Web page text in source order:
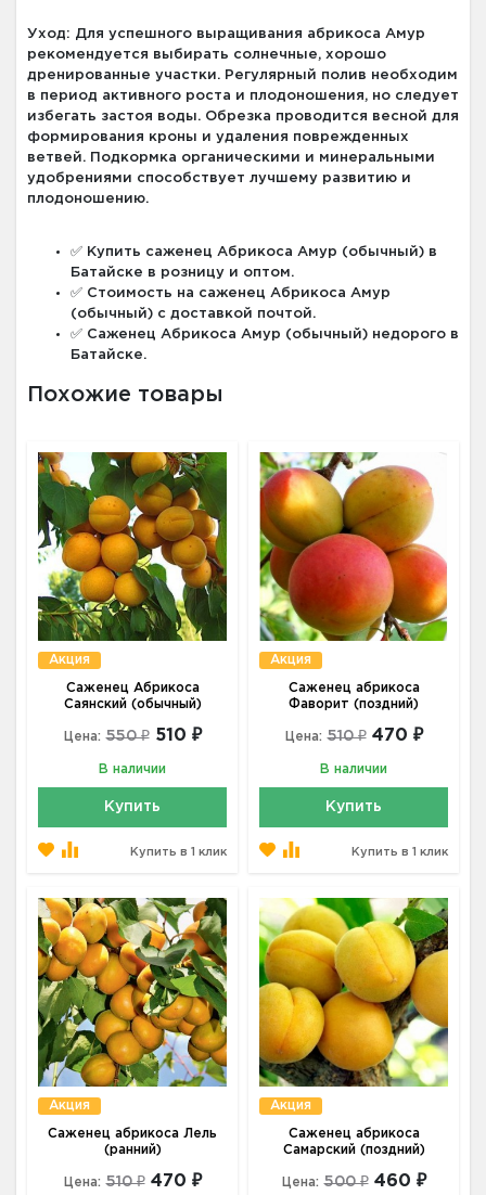
Уход: Для успешного выращивания абрикоса Амур
рекомендуется выбирать солнечные, хорошо
дренированные участки. Регулярный полив необходим
в период активного роста и плодоношения, но следует
избегать застоя воды. Обрезка проводится весной для
формирования кроны и удаления поврежденных
ветвей. Подкормка органическими и минеральными
удобрениями способствует лучшему развитию и
плодоношению.
✅ Купить саженец Абрикоса Амур (обычный) в
Батайске в розницу и оптом.
✅ Стоимость на саженец Абрикоса Амур
(обычный) с доставкой почтой.
✅ Саженец Абрикоса Амур (обычный) недорого в
Батайске.
Похожие товары
Акция
Саженец Абрикоса
Саянский (обычный)
Цена: 550 ₽ 510 ₽
В наличии
Купить
Купить в 1 клик
Акция
Саженец абрикоса
Фаворит (поздний)
Цена: 510 ₽ 470 ₽
В наличии
Купить
Купить в 1 клик
Акция
Саженец абрикоса Лель
(ранний)
Цена: 510 ₽ 470 ₽
Акция
Саженец абрикоса
Самарский (поздний)
Цена: 500 ₽ 460 ₽